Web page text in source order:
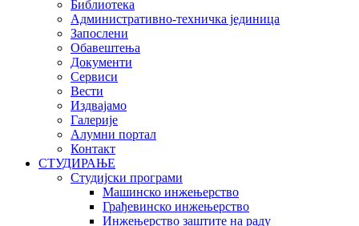
Библиотека
Административно-техничка јединица
Запослени
Обавештења
Документи
Сервиси
Вести
Издвајамо
Галерије
Алумни портал
Контакт
СТУДИРАЊЕ
Студијски програми
Машинско инжењерство
Грађевинско инжењерство
Инжењерство заштите на раду